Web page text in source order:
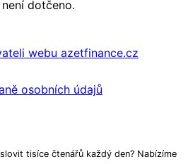
dotčeno.
webu azetfinance.cz
osobních údajů
tisíce čtenářů každý den? Nabízíme